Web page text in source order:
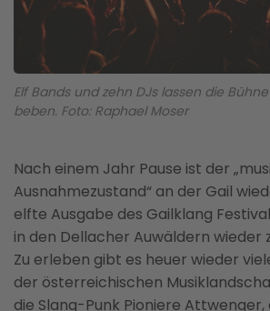
Elf Bands und zehn DJs lassen die
beben. Foto: Raphael Moser
Nach einem Jahr Pause ist der
Ausnahmezustand“ an der Gail
elfte Ausgabe des Gailklang
in den Dellacher Auwäldern wieder
Zu erleben gibt es heuer wieder
der österreichischen
die Slang-Punk Pioniere